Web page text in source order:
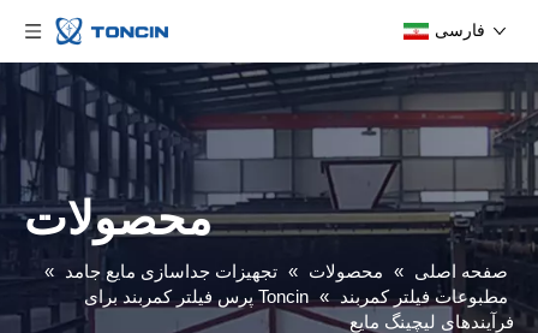
فارسی
محصولات
صفحه اصلی » محصولات » تجهیزات جداسازی مایع جامد »
مطبوعات فیلتر کمربند »
Toncin پرس فیلتر کمربند برای
فرآیندهای لیچینگ مایع